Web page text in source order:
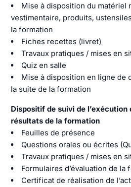
Mise à disposition du matériel
vestimentaire, produits,
la formation
Fiches recettes (livret)
Travaux pratiques / mises en
Quiz en salle
Mise à disposition en ligne de
la suite de la formation
Dispositif de suivi de l’exécution
résultats de la formation
Feuilles de présence
Questions orales ou écrites
Travaux pratiques / mises en
Formulaires d’évaluation de la
Certificat de réalisation de